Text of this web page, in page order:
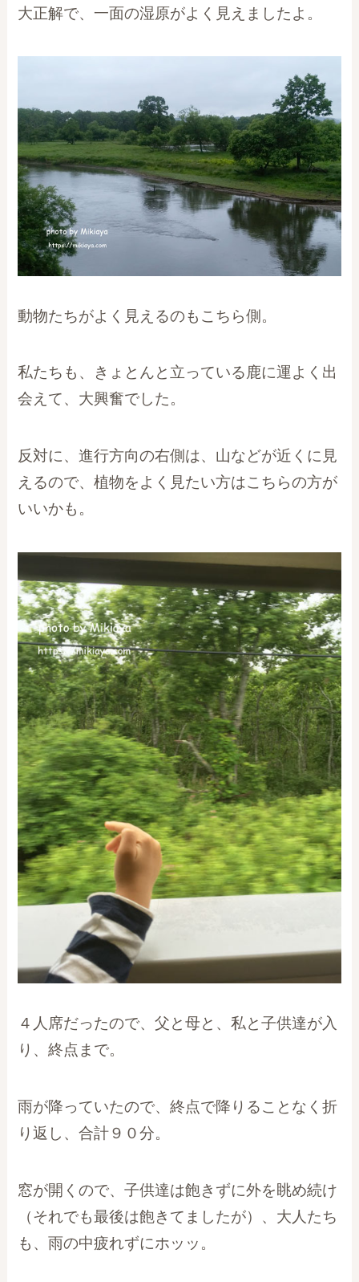
大正解で、一面の湿原がよく見えましたよ。
動物たちがよく見えるのもこちら側。
私たちも、きょとんと立っている鹿に運よく出
会えて、大興奮でした。
反対に、進行方向の右側は、山などが近くに見
えるので、植物をよく見たい方はこちらの方が
いいかも。
４人席だったので、父と母と、私と子供達が入
り、終点まで。
雨が降っていたので、終点で降りることなく折
り返し、合計９０分。
窓が開くので、子供達は飽きずに外を眺め続け
（それでも最後は飽きてましたが）、大人たち
も、雨の中疲れずにホッッ。